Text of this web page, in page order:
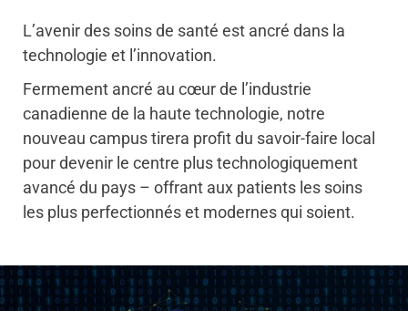
L’avenir des soins de santé est ancré dans la
technologie et l’innovation.
Fermement ancré au cœur de l’industrie
canadienne de la haute technologie, notre
nouveau campus tirera profit du savoir-faire local
pour devenir le centre plus technologiquement
avancé du pays – offrant aux patients les soins
les plus perfectionnés et modernes qui soient.